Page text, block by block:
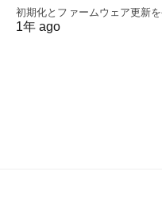
初期化とファームウェア更新
1年 ago